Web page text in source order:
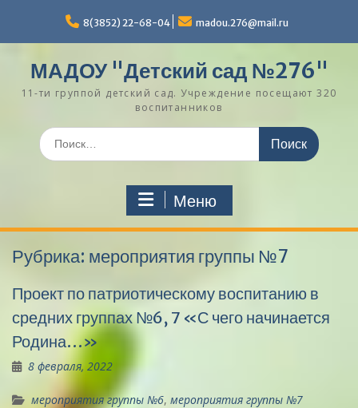
содержимому
8(3852) 22-68-04 madou.276@mail.ru
МАДОУ "Детский сад №276"
11-ти группой детский сад. Учреждение посещают 320
воспитанников
Поиск
по:
Меню
Рубрика: мероприятия группы №7
Проект по патриотическому воспитанию в
средних группах №6, 7 «С чего начинается
Родина…»
8 февраля, 2022
мероприятия группы №6, мероприятия группы №7